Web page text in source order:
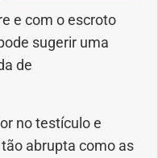
e com o escroto
sugerir uma
de
no testículo e
abrupta como as